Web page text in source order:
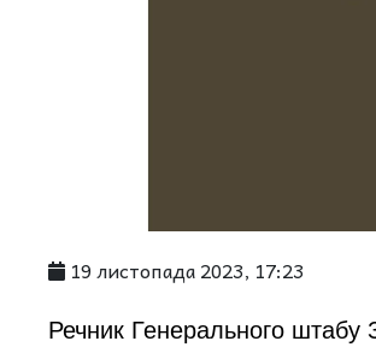
19 листопада 2023, 17:23
Речник Генерального